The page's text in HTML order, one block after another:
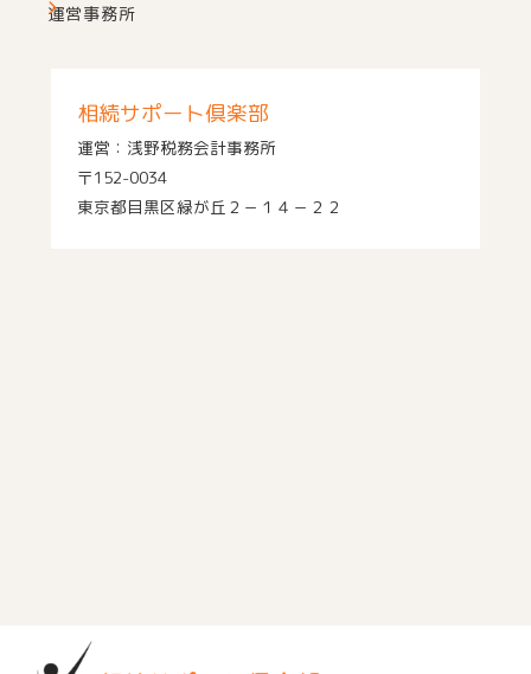
運営事務所
相続サポート倶楽部
運営：浅野税務会計事務所
〒152-0034
東京都目黒区緑が丘２－１４－２２